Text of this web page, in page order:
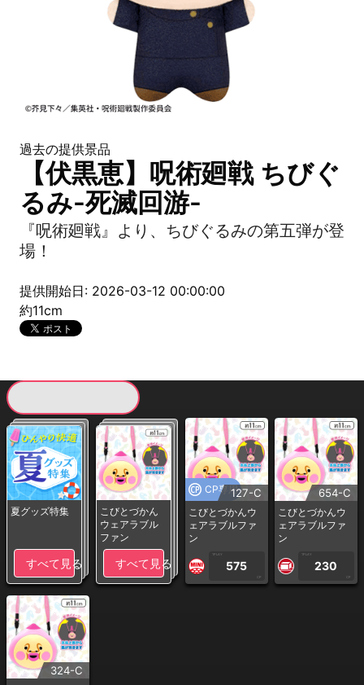
過去の提供景品
【伏黒恵】呪術廻戦 ちびぐ
るみ-死滅回游-
『呪術廻戦』より、ちびぐるみの第五弾が登
場！
提供開始日: 2026-03-12 00:00:00
約11cm
夏グッズ特集
すべて見る
こびとづかん
ウェアラブル
ファン
すべて見る
CP専用127-C
こびとづかんウ
ェアラブルファ
ン
1PLAY
575
CP
654-C
こびとづかんウ
ェアラブルファ
ン
1PLAY
230
CP
324-C